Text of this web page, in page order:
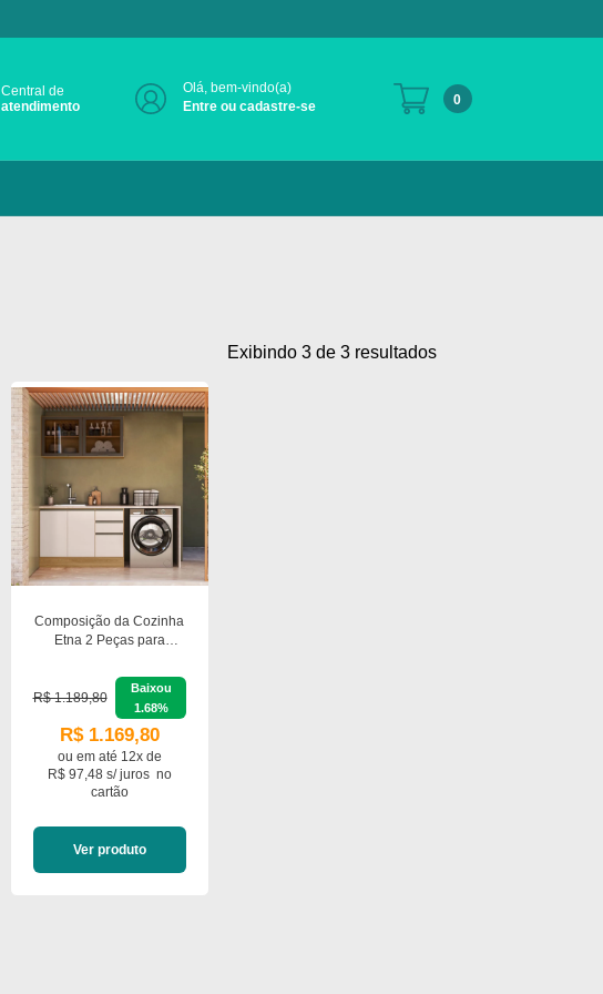
Central de
atendimento
Olá, bem-vindo(a)
Entre ou cadastre-se
0
Exibindo 3 de 3 resultados
Composição da Cozinha
Etna 2 Peças para
2 Portas Poliman
R$ 1.189,80
Baixou
1.68%
R$ 1.169,80
ou ematé 12x de
R$ 97,48 s/ juros no
cartão
Ver produto